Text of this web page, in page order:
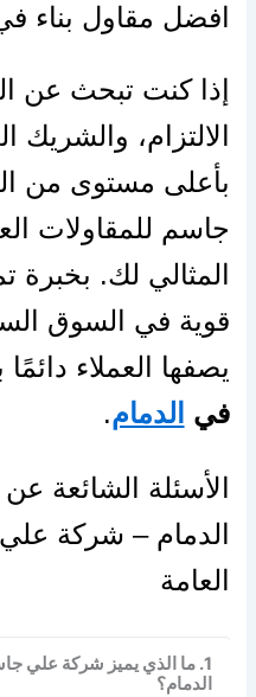
افضل مقاول بناء
إذا كنت تبحث عن
الالتزام،
بأعلى مستوى من
جاسم للمقاولات
المثالي لك.
قوية في السوق
يصفها العملاء دائمًا
في الدمام.
الأسئلة الشائعة
الدمام – شركة
العامة
1. ما الذي يميز شركة علي
الدمام؟